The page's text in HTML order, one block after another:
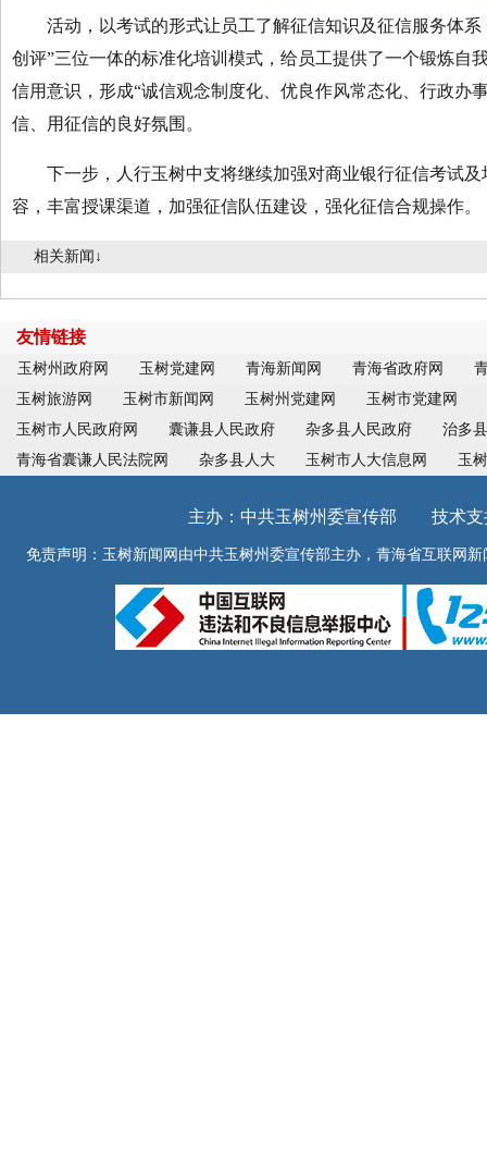
活动，以考试的形式让员工了解征信知识及征信服务体系
创评”三位一体的标准化培训模式，给员工提供了一个锻炼
信用意识，形成“诚信观念制度化、优良作风常态化、行政办
信、用征信的良好氛围。
下一步，人行玉树中支将继续加强对商业银行征信考试及
容，丰富授课渠道，加强征信队伍建设，强化征信合规操作。
相关新闻↓
友情链接
玉树州政府网 玉树党建网 青海新闻网 青海省政府网
玉树旅游网
玉树市新闻网 玉树州党建网
玉树市党建网
玉树市人民政府网
囊谦县人民政府 杂多县人民政府
治多
青海省囊谦人民法院网
杂多县人大 玉树市人大信息网 玉
主办：中共玉树州委宣传部 技术支
免责声明：玉树新闻网由中共玉树州委宣传部主办，青海省互联网